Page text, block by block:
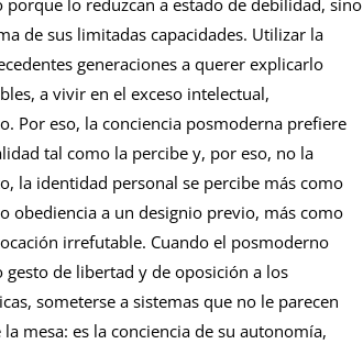
lo reduzcan a estado de debilidad, sino
de sus limitadas capacidades. Utilizar la
generaciones a querer explicarlo
a vivir en el exceso intelectual,
Por eso, la conciencia posmoderna prefiere
tal como la percibe y, por eso, no la
la identidad personal se percibe más como
obediencia a un designio previo, más como
irrefutable. Cuando el posmoderno
de libertad y de oposición a los
someterse a sistemas que no le parecen
mesa: es la conciencia de su autonomía,